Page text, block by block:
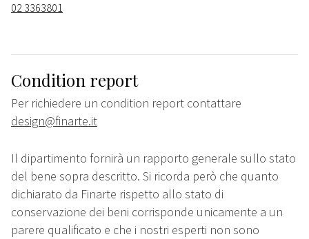
02 3363801
Condition report
Per richiedere un condition report contattare
design@finarte.it
Il dipartimento fornirà un rapporto generale sullo stato
del bene sopra descritto. Si ricorda però che quanto
dichiarato da Finarte rispetto allo stato di
conservazione dei beni corrisponde unicamente a un
parere qualificato e che i nostri esperti non sono